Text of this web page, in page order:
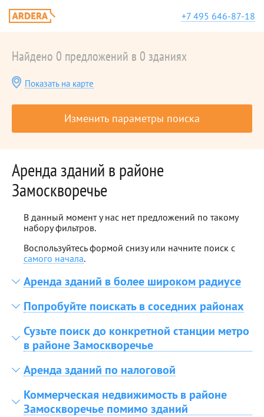
+7 495 646-87-18
Найдено 0 предложений в 0 зданиях
Показать на карте
Изменить параметры поиска
Аренда зданий в районе
Замоскворечье
В данный момент у нас нет предложений по такому
набору фильтров.
Воспользуйтесь формой снизу или начните поиск с
самого начала.
Аренда зданий в более широком радиусе
Попробуйте поискать в соседних районах
Сузьте поиск до конкретной станции метро
в районе Замоскворечье
Аренда зданий по налоговой
Коммерческая недвижимость в районе
Замоскворечье помимо зданий